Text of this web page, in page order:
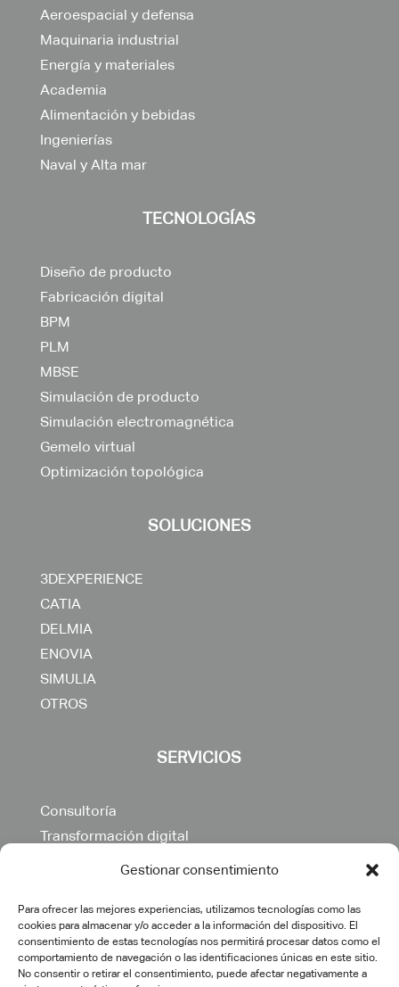
Gestionar consentimiento
Para ofrecer las mejores experiencias, utilizamos tecnologías como las
cookies para almacenar y/o acceder a la información del dispositivo. El
consentimiento de estas tecnologías nos permitirá procesar datos como el
comportamiento de navegación o las identificaciones únicas en este sitio.
No consentir o retirar el consentimiento, puede afectar negativamente a
Aeroespacial y defensa
Maquinaria industrial
Energía y materiales
Academia
Alimentación y bebidas
Ingenierías
Naval y Alta mar
TECNOLOGÍAS
Diseño de producto
Fabricación digital
BPM
PLM
MBSE
Simulación de producto
Simulación electromagnética
Gemelo virtual
Optimización topológica
SOLUCIONES
3DEXPERIENCE
CATIA
DELMIA
ENOVIA
SIMULIA
OTROS
SERVICIOS
Consultoría
Transformación digital
Implementación PLM
Formación
Desarrollos específicos
Postventa